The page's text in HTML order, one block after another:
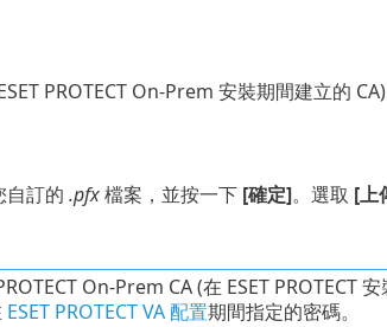
PROTECT On-Prem 安裝期間建立的 CA)
訂的 .pfx檔案，並按一下 [確定]。選取 [上
On-Prem CA (在 ESET PROTECT
ESET PROTECT VA 配置期間指定的密碼。